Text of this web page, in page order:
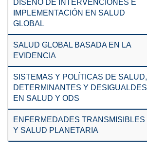
DISEÑO DE INTERVENCIONES E
IMPLEMENTACIÓN EN SALUD
GLOBAL
SALUD GLOBAL BASADA EN LA
EVIDENCIA
SISTEMAS Y POLÍTICAS DE SALUD,
DETERMINANTES Y DESIGUALDES
EN SALUD Y ODS
ENFERMEDADES TRANSMISIBLES
Y SALUD PLANETARIA